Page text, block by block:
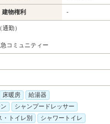
建物権利 -
勤）
コミュニティー
床暖房
給湯器
シャンプードレッサー
・トイレ別
シャワートイレ